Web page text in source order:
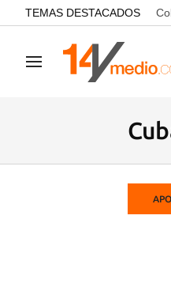
common.go-to-content
TEMAS DESTACADOS
Navegación